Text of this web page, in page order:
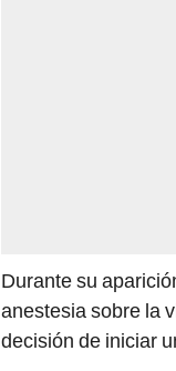
Durante su
anestesia sobre la
decisión de iniciar